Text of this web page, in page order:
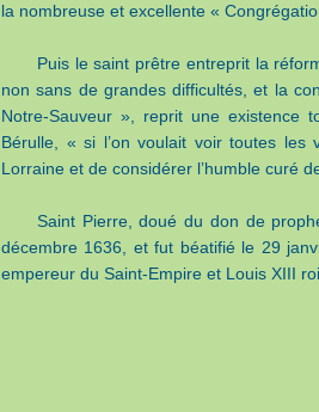
la nombreuse et excellente «
Puis le saint prêtre entreprit la
non sans de grandes difficultés, et la
Notre-Sauveur », reprit une existence
Bérulle, « si l’on voulait voir toutes les
Lorraine et de considérer l’humble curé
Saint Pierre, doué du don de
décembre 1636, et fut béatifié le 29
empereur du Saint-Empire et Louis XIII